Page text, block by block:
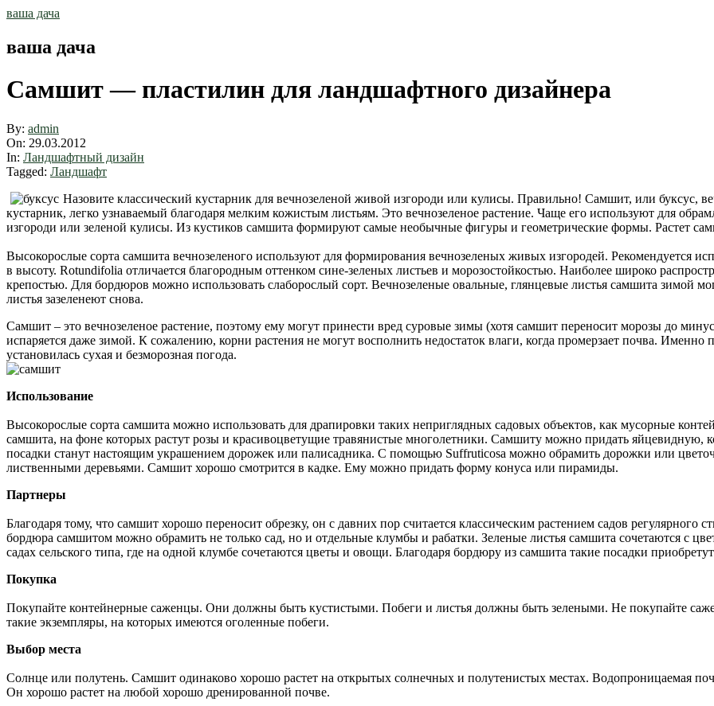
Skip
ваша дача
ваша дача
Самшит — пластилин для ландшафтного дизайнера
By: admin
On: 29.03.2012
In: Ландшафтный дизайн
Tagged: Ландшафт
Назовите классический кустарник для вечнозеленой живой изгороди или кулисы. Правильно! Самшит, или буксус,
кустарник, легко узнаваемый благодаря мелким кожистым листьям. Это вечнозеленое растение. Чаще его используют для
изгороди или зеленой кулисы. Из кустиков самшита формируют самые необычные фигуры и геометрические формы. Растет
Высокорослые сорта самшита вечнозеленого используют для формирования вечнозеленых живых изгородей. Рекомендуется
в высоту. Rotundifolia отличается благородным оттенком сине-зеленых листьев и морозостойкостью. Наиболее широко
крепостью. Для бордюров можно использовать слаборослый сорт. Вечнозеленые овальные, глянцевые листья самшита зимой
листья зазеленеют снова.
Самшит – это вечнозеленое растение, поэтому ему могут принести вред суровые зимы (хотя самшит переносит морозы до
испаряется даже зимой. К сожалению, корни растения не могут восполнить недостаток влаги, когда промерзает почва.
установилась сухая и безморозная погода.
Использование
Высокорослые сорта самшита можно использовать для драпировки таких неприглядных садовых объектов, как мусорные
самшита, на фоне которых растут розы и красивоцветущие травянистые многолетники. Самшиту можно придать
посадки станут настоящим украшением дорожек или палисадника. С помощью Suffruticosa можно обрамить дорожки или
лиственными деревьями. Самшит хорошо смотрится в кадке. Ему можно придать форму конуса или пирамиды.
Партнеры
Благодаря тому, что самшит хорошо переносит обрезку, он с давних пор считается классическим растением садов регулярного
бордюра самшитом можно обрамить не только сад, но и отдельные клумбы и рабатки. Зеленые листья самшита сочетаются с
садах сельского типа, где на одной клумбе сочетаются цветы и овощи. Благодаря бордюру из самшита такие посадки
Покупка
Покупайте контейнерные саженцы. Они должны быть кустистыми. Побеги и листья должны быть зелеными. Не покупайте
такие экземпляры, на которых имеются оголенные побеги.
Выбор места
Солнце или полутень. Самшит одинаково хорошо растет на открытых солнечных и полутенистых местах. Водопроницаемая
Он хорошо растет на любой хорошо дренированной почве.